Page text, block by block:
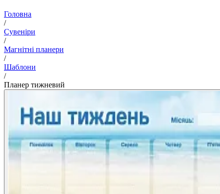
Головна
/
Сувеніри
/
Магнітні планери
/
Шаблони
/
Планер тижневий